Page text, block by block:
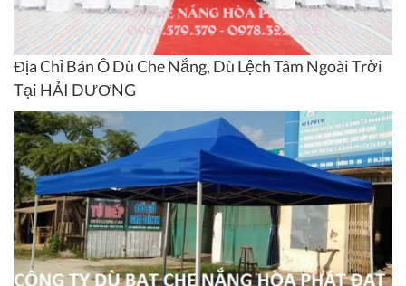
Địa Chỉ Bán Ô Dù Che Nắng, Dù Lệch Tâm Ngoài Trời
Tại HẢI DƯƠNG